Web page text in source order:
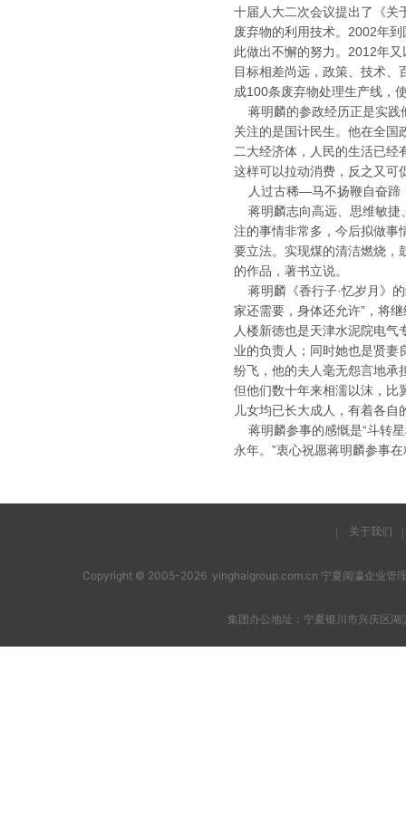
十届人大二次会议提出了《关
废弃物的利用技术。2002年
此做出不懈的努力。2012年
目标相差尚远，政策、技术、
成100条废弃物处理生产线，
蒋明麟的参政经历正是实践
关注的是国计民生。他在全国
二大经济体，人民的生活已
这样可以拉动消费，反之又可
人过古稀—马不扬鞭自奋蹄
蒋明麟志向高远、思维敏捷
注的事情非常多，今后拟做事
要立法。实现煤的清洁燃烧，
的作品，著书立说。
蒋明麟《香行子·忆岁月》的
家还需要，身体还允许”，将
人楼新德也是天津水泥院电
业的负责人；同时她也是贤妻
纷飞，他的夫人毫无怨言地承
但他们数十年来相濡以沫，比
儿女均已长大成人，有着各
蒋明麟参事的感慨是“斗转星
永年。”衷心祝愿蒋明麟参事
关于我们
Copyright © 2005-2026 yinghaigroup.com.cn 宁夏阅瀛企业管
集团办公地址：宁夏银川市兴庆区